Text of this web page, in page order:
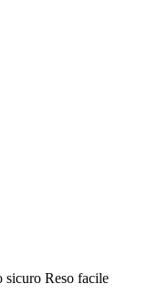
sicuro Reso facile